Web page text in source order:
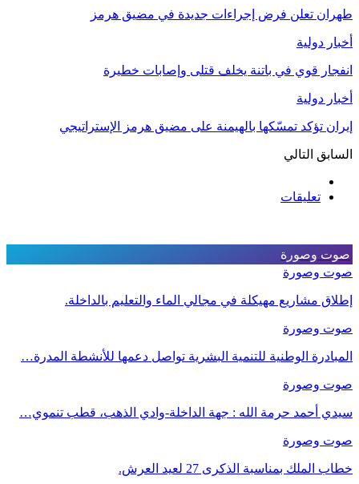
طهران تعلن فرض إجراءات جديدة في مضيق هرمز
أخبار دولية
انفجار قوي في باتنة يخلف قتلى وإصابات خطيرة
أخبار دولية
إيران تؤكد تمسّكها بالهيمنة على مضيق هرمز الإستراتيجي
السابق التالي
تعليقات
صوت وصورة
صوت وصورة
إطلاق مشاريع مهيكلة في مجالي الماء والتعليم بالداخلة.
صوت وصورة
المبادرة الوطنية للتنمية البشرية تواصل دعمها للأنشطة المدرة…
صوت وصورة
سيدي أحمد حرمة الله : جهة الداخلة-وادي الذهب، قطب تنموي…
صوت وصورة
خطاب الملك بمناسبة الذكرى 27 لعيد العرش.